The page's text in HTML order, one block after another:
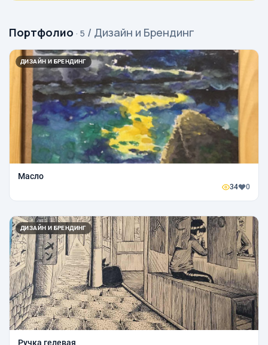
Портфолио · 5 / Дизайн и Брендинг
ДИЗАЙН И БРЕНДИНГ
Масло
34 0
ДИЗАЙН И БРЕНДИНГ
Ручка гелевая